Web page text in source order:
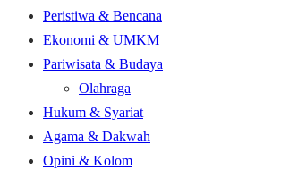
Peristiwa & Bencana
Ekonomi & UMKM
Pariwisata & Budaya
Olahraga
Hukum & Syariat
Agama & Dakwah
Opini & Kolom